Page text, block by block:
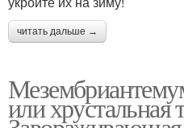
читать дальше →
или хрустальная